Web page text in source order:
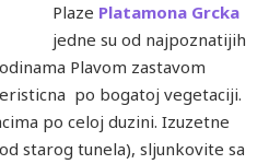
Plaze Platamona Grcka
jedne su od najpoznatijih
Plavom zastavom
po bogatoj vegetaciji.
po celoj duzini. Izuzetne
starog tunela), sljunkovite sa